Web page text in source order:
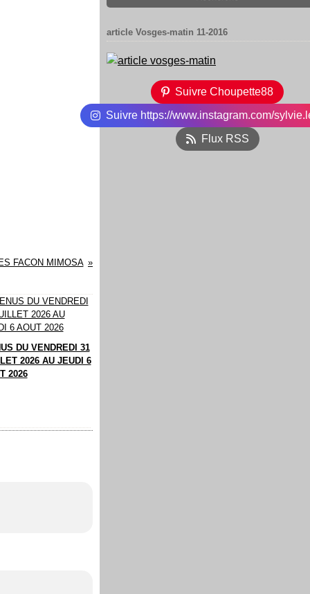
FACON MIMOSA
DU VENDREDI 31
2026 AU JEUDI 6
2026
article Vosges-matin 11-2016
Suivre Choupette88
Suivre https://www.instagram.com/
Flux RSS